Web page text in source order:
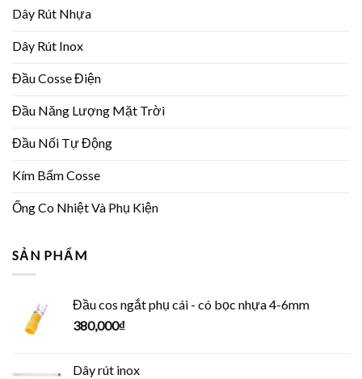
Dây Rút Nhựa
Dây Rút Inox
Đầu Cosse Điện
Đầu Năng Lượng Mặt Trời
Đầu Nối Tự Động
Kím Bấm Cosse
Ống Co Nhiệt Và Phụ Kiện
SẢN PHẨM
Đầu cos ngắt phụ cái - có bọc nhựa 4-6mm
380,000₫
Dây rút inox